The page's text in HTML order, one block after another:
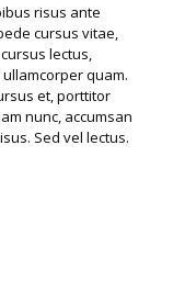
risus ante
cursus vitae,
lectus,
quam.
et, porttitor
nunc, accumsan
Sed vel lectus.